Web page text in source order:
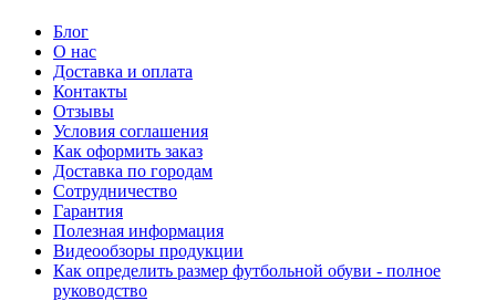
Блог
О нас
Доставка и оплата
Контакты
Отзывы
Условия соглашения
Как оформить заказ
Доставка по городам
Сотрудничество
Гарантия
Полезная информация
Видеообзоры продукции
Как определить размер футбольной обуви - полное
руководство